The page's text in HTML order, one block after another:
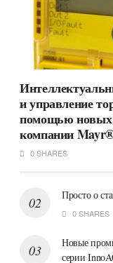
и управление
помощью новых
компании
0 SHARES
Просто о
0 SHARES
Новые
серии